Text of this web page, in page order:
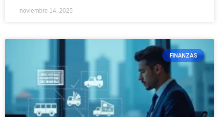
noviembre 14, 2025
FINANZAS